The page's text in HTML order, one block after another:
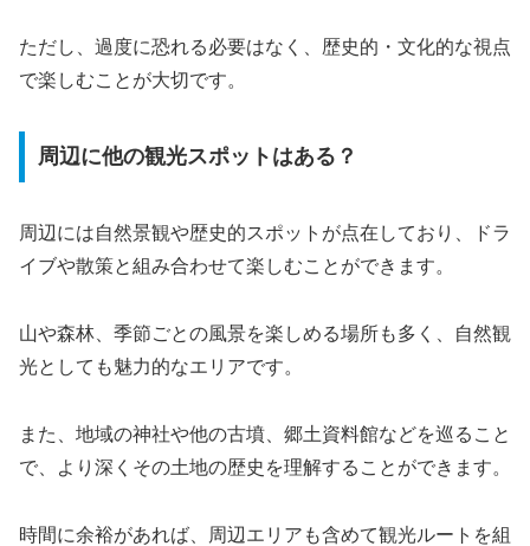
ただし、過度に恐れる必要はなく、歴史的・文化的な視点
で楽しむことが大切です。
周辺に他の観光スポットはある？
周辺には自然景観や歴史的スポットが点在しており、ドラ
イブや散策と組み合わせて楽しむことができます。
山や森林、季節ごとの風景を楽しめる場所も多く、自然観
光としても魅力的なエリアです。
また、地域の神社や他の古墳、郷土資料館などを巡ること
で、より深くその土地の歴史を理解することができます。
時間に余裕があれば、周辺エリアも含めて観光ルートを組